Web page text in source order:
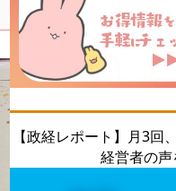
【政経レポート】月3回
経営者の